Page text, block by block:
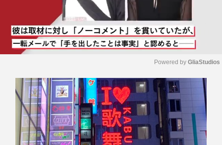
Powered by GliaStudios